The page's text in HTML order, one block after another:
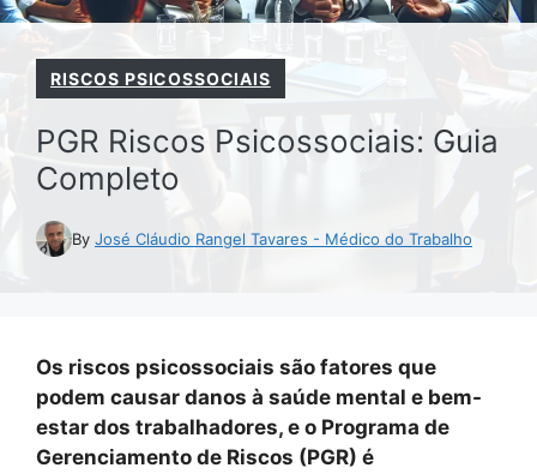
RISCOS PSICOSSOCIAIS
PGR Riscos Psicossociais: Guia
Completo
By José Cláudio Rangel Tavares - Médico do Trabalho
Os riscos psicossociais são fatores que
podem causar danos à saúde mental e bem-
estar dos trabalhadores, e o Programa de
Gerenciamento de Riscos (PGR) é